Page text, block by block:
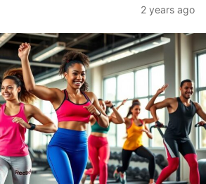
2 years ago